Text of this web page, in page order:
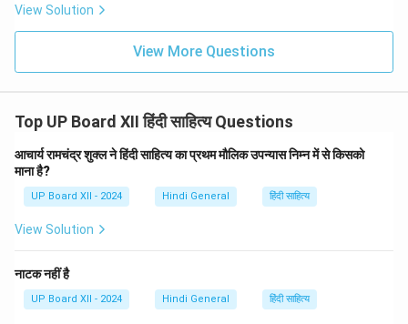
View Solution
View More Questions
Top UP Board XII हिंदी साहित्य Questions
आचार्य रामचंद्र शुक्ल ने हिंदी साहित्य का प्रथम मौलिक उपन्यास निम्न में से किसको
माना है?
UP Board XII - 2024 Hindi General हिंदी साहित्य
View Solution
नाटक नहीं है
UP Board XII - 2024 Hindi General हिंदी साहित्य